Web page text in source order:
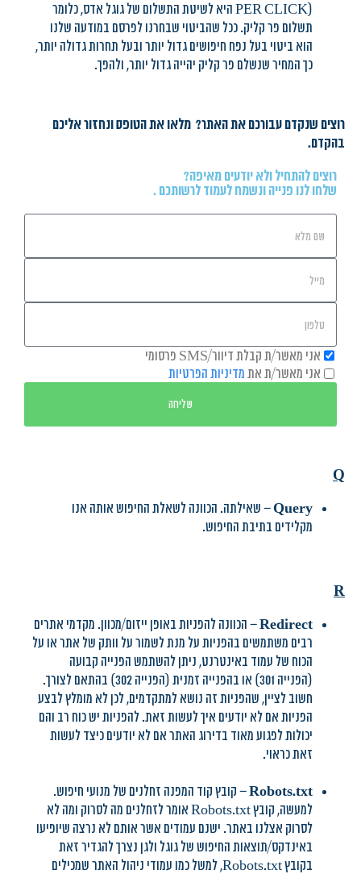
PER CLICK) היא לשיטת התשלום של גוגל אדס, כלומר
תשלום פר קליק. ככל שהביטוי שבחרנו לפרסם במודעה שלנו
הוא ביטוי בעל נפח חיפושים גדול יותר ובעל תחרות גדולה יותר,
כך המחיר שנשלם פר קליק יהייה גדול יותר, ולהפך.
רוצים שנקדם עבורכם את האתר? מלאו את הטופס ונחזור אליכם
בהקדם.
רוצים להתחיל ולא יודעים מאיפה?
שלחו לנו פנייה ונשמח לעמוד לרשותכם .
אני מאשר/ת קבלת דיוור/SMS פרסומי
אני מאשר/ת את מדיניות הפרטיות
שליחה
Q
Query – שאילתה. הכוונה לשאלת החיפוש אותה אנו
מקלידים בתיבת החיפוש.
R
Redirect– הכוונה להפניות באופן ייזום/מכוון. מקדמי אתרים
רבים משתמשים בהפניות על מנת לשמור על וותק של אתר או על
הכוח של עמוד באינטרנט, ניתן להשתמש הפנייה קבועה
(הפנייה 301) או בהפנייה זמנית (הפנייה 302) בהתאם לצורך.
חשוב לציין, שהפניות זה נושא למתקדמים, לכן לא מומלץ לבצע
הפניות אם לא יודעים איך לעשות זאת. להפניות יש כוח רב והם
יכולות לפגוע מאוד בדירוג האתר אם לא יודעים כיצד לעשות
זאת כראוי.
Robots.txt– קובץ קוד המפנה זחלנים של מנועי חיפוש.
למעשה, קובץ Robots.txt אומר לזחלנים מה לסרוק ומה לא
לסרוק אצלנו באתר. ישנם עמודים אשר אותם לא נרצה שיופיעו
באינדקס/תוצאות החיפוש של גוגל ולגן נצרך להגדיר זאת
בקובץ Robots.txt, למשל כמו עמודי ניהול האתר שמכילים